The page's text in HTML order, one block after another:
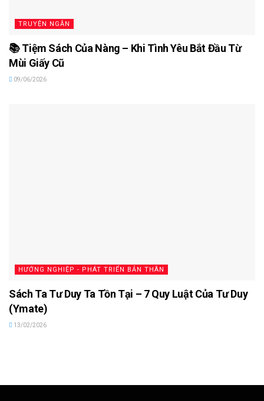
TRUYỆN NGẮN
📚 Tiệm Sách Của Nàng – Khi Tình Yêu Bắt Đầu Từ
Mùi Giấy Cũ
09/06/2026
HƯỚNG NGHIỆP - PHÁT TRIỂN BẢN THÂN
Sách Ta Tư Duy Ta Tồn Tại – 7 Quy Luật Của Tư Duy
(Ymate)
13/02/2026